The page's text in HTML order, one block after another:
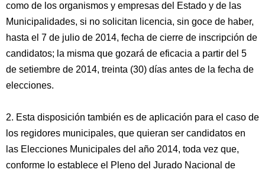
como de los organismos y empresas del Estado y de las
Municipalidades, si no solicitan licencia, sin goce de haber,
hasta el 7 de julio de 2014, fecha de cierre de inscripción de
candidatos; la misma que gozará de eficacia a partir del 5
de setiembre de 2014, treinta (30) días antes de la fecha de
elecciones.
2. Esta disposición también es de aplicación para el caso de
los regidores municipales, que quieran ser candidatos en
las Elecciones Municipales del año 2014, toda vez que,
conforme lo establece el Pleno del Jurado Nacional de